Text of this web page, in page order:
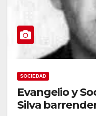
SOCIEDAD
Evangelio y
Silva